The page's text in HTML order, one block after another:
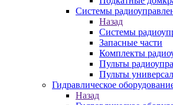
Системы
Назад
Системы
Запасные части
Комплекты
Пульты
Пульты
Гидравлическое
Назад